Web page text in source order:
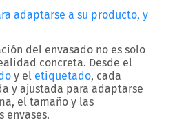
adaptarse a su producto, y
del envasado no es solo
concreta. Desde el
y el etiquetado, cada
y ajustada para adaptarse
el tamaño y las
envases.